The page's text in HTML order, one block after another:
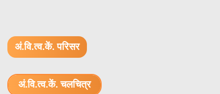
अं.वि.त्व.कें. परिसर
अं.वि.त्व.कें. चलचित्र